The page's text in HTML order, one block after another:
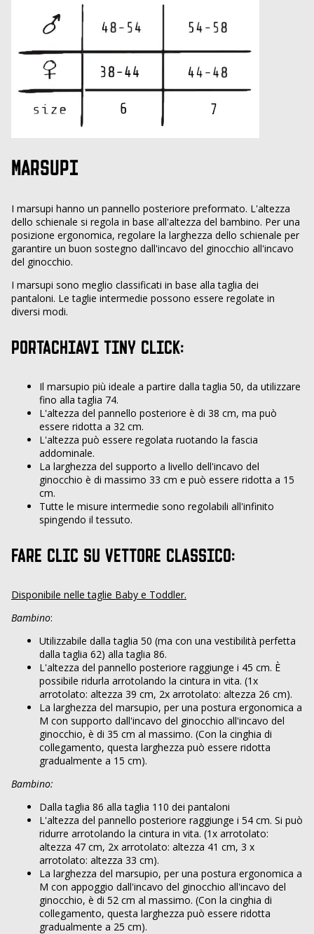
MARSUPI
I marsupi hanno un pannello posteriore preformato. L'altezza
dello schienale si regola in base all'altezza del bambino. Per una
posizione ergonomica, regolare la larghezza dello schienale per
garantire un buon sostegno dall'incavo del ginocchio all'incavo
del ginocchio.
I marsupi sono meglio classificati in base alla taglia dei
pantaloni. Le taglie intermedie possono essere regolate in
diversi modi.
PORTACHIAVI TINY CLICK:
Il marsupio più ideale a partire dalla taglia 50, da utilizzare
fino alla taglia 74.
L'altezza del pannello posteriore è di 38 cm, ma può
essere ridotta a 32 cm.
L'altezza può essere regolata ruotando la fascia
addominale.
La larghezza del supporto a livello dell'incavo del
ginocchio è di massimo 33 cm e può essere ridotta a 15
cm.
Tutte le misure intermedie sono regolabili all'infinito
spingendo il tessuto.
FARE CLIC SU VETTORE CLASSICO:
Disponibile nelle taglie Baby e Toddler.
Bambino:
Utilizzabile dalla taglia 50 (ma con una vestibilità perfetta
dalla taglia 62) alla taglia 86.
L'altezza del pannello posteriore raggiunge i 45 cm. È
possibile ridurla arrotolando la cintura in vita. (1x
arrotolato: altezza 39 cm, 2x arrotolato: altezza 26 cm).
La larghezza del marsupio, per una postura ergonomica a
M con supporto dall'incavo del ginocchio all'incavo del
ginocchio, è di 35 cm al massimo. (Con la cinghia di
collegamento, questa larghezza può essere ridotta
gradualmente a 15 cm).
Bambino:
Dalla taglia 86 alla taglia 110 dei pantaloni
L'altezza del pannello posteriore raggiunge i 54 cm. Si può
ridurre arrotolando la cintura in vita. (1x arrotolato:
altezza 47 cm, 2x arrotolato: altezza 41 cm, 3 x
arrotolato: altezza 33 cm).
La larghezza del marsupio, per una postura ergonomica a
M con appoggio dall'incavo del ginocchio all'incavo del
ginocchio, è di 52 cm al massimo. (Con la cinghia di
collegamento, questa larghezza può essere ridotta
gradualmente a 25 cm).